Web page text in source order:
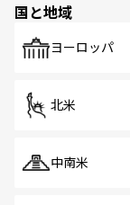
で、ホ
国と地域
ヨーロッパ
北米
中南米